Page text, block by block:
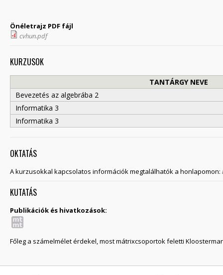
Önéletrajz PDF fájl
cvhun.pdf
KURZUSOK
TANTÁRGY NEVE
Bevezetés az algebrába 2
Informatika 3
Informatika 3
OKTATÁS
A kurzusokkal kapcsolatos információk megtalálhatók a honlapomon:
KUTATÁS
Publikációk és hivatkozások:
Főleg a számelmélet érdekel, most mátrixcsoportok feletti